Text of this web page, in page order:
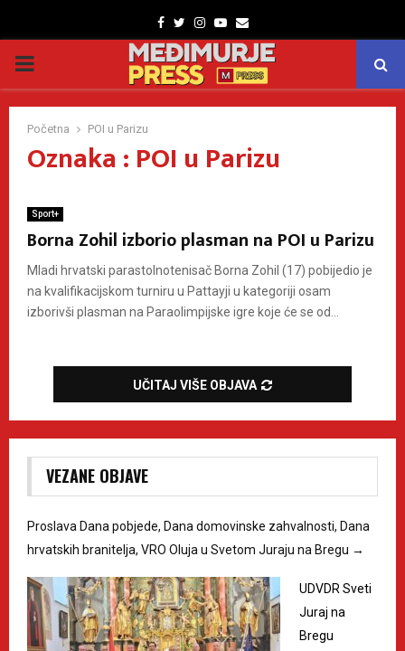
Facebook
TwitterInstagram
Youtube
Email
PRIMARY
MENU
Početna POI u Parizu
Oznaka : POI u Parizu
Sport+
Borna Zohil izborio plasman na POI u Parizu
Mladi hrvatski parastolnotenisač Borna Zohil (17) pobijedio je
na kvalifikacijskom turniru u Pattayji u kategoriji osam
izborivši plasman na Paraolimpijske igre koje će se od...
UČITAJ VIŠE OBJAVA
VEZANE OBJAVE
Proslava Dana pobjede, Dana domovinske zahvalnosti, Dana
hrvatskih branitelja, VRO Oluja u Svetom Juraju na Bregu →
UDVDR Sveti
Juraj na
Bregu